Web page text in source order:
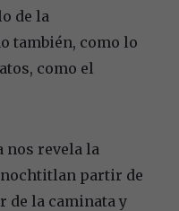
de la
también, como lo
como el
nos revela la
partir de
de la caminata y